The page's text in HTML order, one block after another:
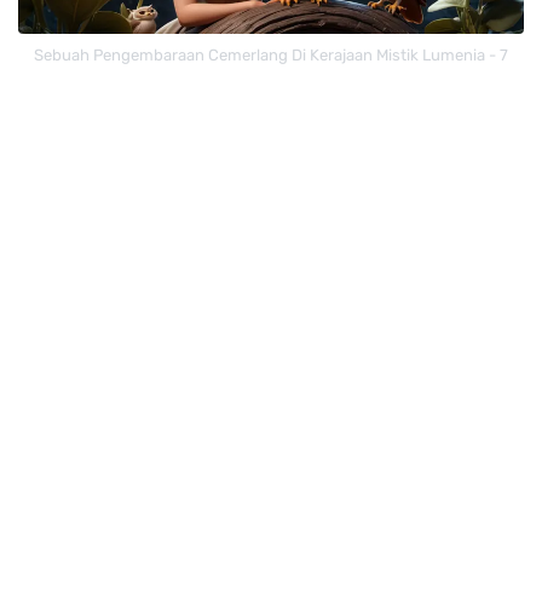
Sebuah Pengembaraan Cemerlang Di Kerajaan Mistik Lumenia - 7